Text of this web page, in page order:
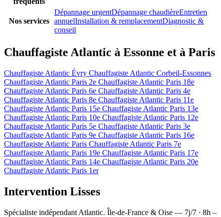
Nos services
Dépannage urgentDépannage chaudièreEntretien
annuelInstallation & remplacementDiagnostic &
conseil
Chauffagiste Atlantic à Essonne et à Paris
Chauffagiste Atlantic Évry Chauffagiste Atlantic Corbeil-Essonnes
Chauffagiste Atlantic Paris 2e Chauffagiste Atlantic Paris 18e
Chauffagiste Atlantic Paris 6e Chauffagiste Atlantic Paris 4e
Chauffagiste Atlantic Paris 8e Chauffagiste Atlantic Paris 11e
Chauffagiste Atlantic Paris 15e Chauffagiste Atlantic Paris 13e
Chauffagiste Atlantic Paris 10e Chauffagiste Atlantic Paris 12e
Chauffagiste Atlantic Paris 5e Chauffagiste Atlantic Paris 3e
Chauffagiste Atlantic Paris 9e Chauffagiste Atlantic Paris 16e
Chauffagiste Atlantic Paris Chauffagiste Atlantic Paris 7e
Chauffagiste Atlantic Paris 19e Chauffagiste Atlantic Paris 17e
Chauffagiste Atlantic Paris 14e Chauffagiste Atlantic Paris 20e
Chauffagiste Atlantic Paris 1er
Intervention Lisses
Spécialiste indépendant Atlantic. Île-de-France & Oise — 7j/7 · 8h –